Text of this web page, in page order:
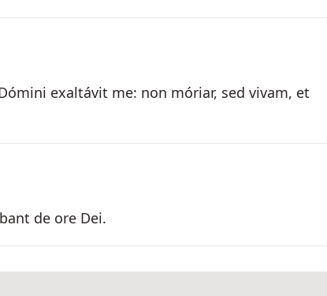
exaltávit me: non móriar, sed vivam, et
de ore Dei.